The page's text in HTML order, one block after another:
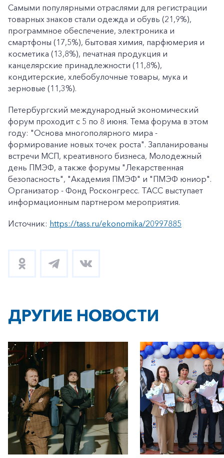
Самыми популярными отраслями для регистрации
товарных знаков стали одежда и обувь (21,9%),
программное обеспечение, электроника и
смартфоны (17,5%), бытовая химия, парфюмерия и
косметика (13,8%), печатная продукция и
канцелярские принадлежности (11,8%),
кондитерские, хлебобулочные товары, мука и
зерновые (11,3%).
Петербургский международный экономический
форум проходит с 5 по 8 июня. Тема форума в этом
году: "Основа многополярного мира -
формирование новых точек роста". Запланированы
встречи МСП, креативного бизнеса, Молодежный
день ПМЭФ, а также форумы "Лекарственная
безопасность", "Академия ПМЭФ" и "ПМЭФ юниор".
Организатор - Фонд Росконгресс. ТАСС выступает
информационным партнером мероприятия.
Источник: https://tass.ru/ekonomika/20997885
ДРУГИЕ НОВОСТИ